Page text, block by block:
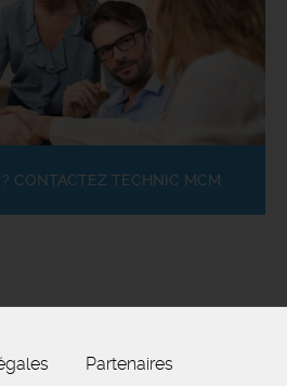
CONTACTEZ TECHNIC MCM
Partenaires